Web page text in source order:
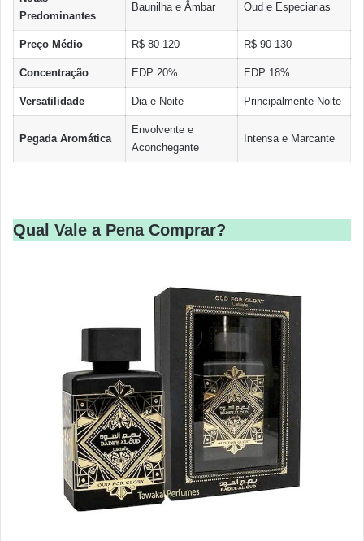
Predominantes
Baunilha e Âmbar Oud e Especiarias
Preço Médio R$ 80-120 R$ 90-130
Concentração EDP 20% EDP 18%
Versatilidade Dia e Noite Principalmente Noite
Pegada Aromática
Envolvente e
Aconchegante
Intensa e Marcante
Qual Vale a Pena Comprar?